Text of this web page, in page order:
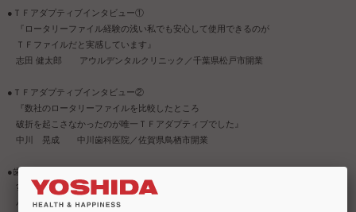
●ＴＦアダプティブインタビュー①
『ロータリーファイル経験の浅い私でも安心して使用できるのが
ＴＦファイルだと実感しています』
志田 健太郎 アウルデンタルクリニック／千葉県松戸市開業
●ＴＦアダプティブインタビュー②
『数社のロータリーファイルを比較したところ
破折を起こさなかったのが唯一ＴＦアダプティブでした』
中川 晃成 中川歯科医院／佐賀県鳥栖市開業
●歯内療法を見せよう！⑨
?パイオキュアーを使った「臨床イオン導入法」?
小嶋 壽 東京都中央区開業